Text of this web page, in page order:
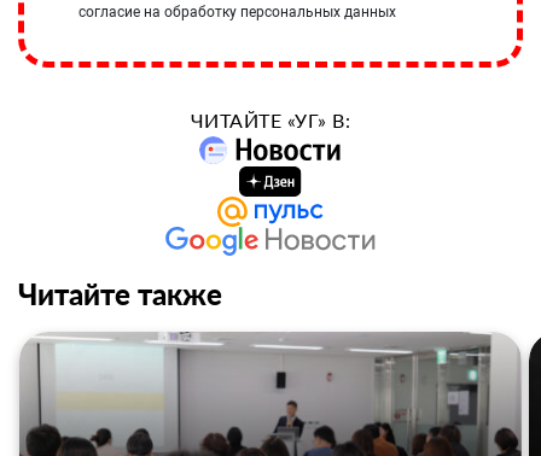
согласие на обработку персональных данных
ЧИТАЙТЕ «УГ» В:
Читайте также